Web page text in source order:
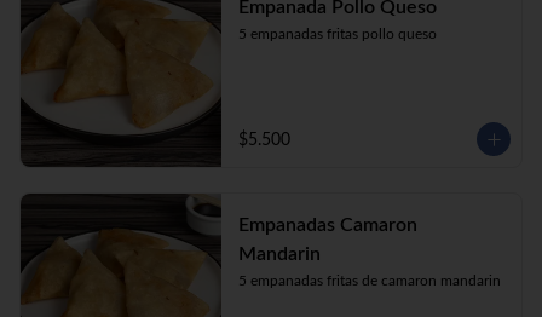
Empanada Pollo Queso
5 empanadas fritas pollo queso
$5.500
Empanadas Camaron
Mandarin
5 empanadas fritas de camaron mandarin